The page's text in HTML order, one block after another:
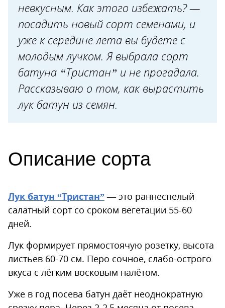
невкусным. Как этого избежать? —
посадить новый сорт семенами, и
уже к середине лета вы будете с
молодым лучком. Я выбрала сорт
батуна “Тристан” и не прогадала.
Рассказываю о том, как вырастить
лук батун из семян.
Описание сорта
Лук батун “Тристан” — это раннеспелый
салатный сорт со сроком вегетации 55-60
дней.
Лук формирует прямостоячую розетку, высота
листьев 60-70 см. Перо сочное, слабо-острого
вкуса с лёгким восковым налётом.
Уже в год посева батун даёт неоднократную